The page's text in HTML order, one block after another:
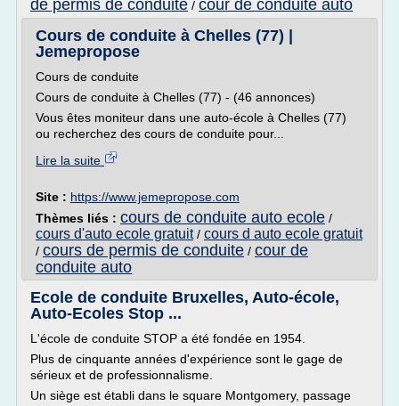
de permis de conduite / cour de conduite auto
Cours de conduite à Chelles (77) |
Jemepropose
Cours de conduite
Cours de conduite à Chelles (77) - (46 annonces)
Vous êtes moniteur dans une auto-école à Chelles (77)
ou recherchez des cours de conduite pour...
Lire la suite
Site : https://www.jemepropose.com
Thèmes liés : cours de conduite auto ecole /
cours d'auto ecole gratuit/ cours d auto ecole gratuit
/ cours de permis de conduite / cour de
conduite auto
Ecole de conduite Bruxelles, Auto-école,
Auto-Ecoles Stop ...
L'école de conduite STOP a été fondée en 1954.
Plus de cinquante années d'expérience sont le gage de
sérieux et de professionnalisme.
Un siège est établi dans le square Montgomery, passage